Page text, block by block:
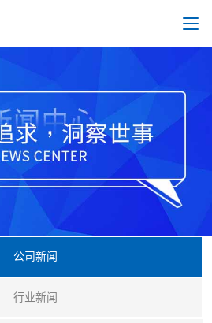
公司新闻
行业新闻